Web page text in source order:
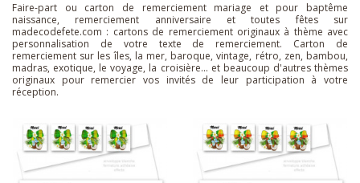
Faire-part ou carton de remerciement mariage et pour baptême
naissance, remerciement anniversaire et toutes fêtes sur
madecodefete.com : cartons de remerciement originaux à thème avec
personnalisation de votre texte de remerciement. Carton de
remerciement sur les îles, la mer, baroque, vintage, rétro, zen, bambou,
madras, exotique, le voyage, la croisière... et beaucoup d'autres thèmes
originaux pour remercier vos invités de leur participation à votre
réception.